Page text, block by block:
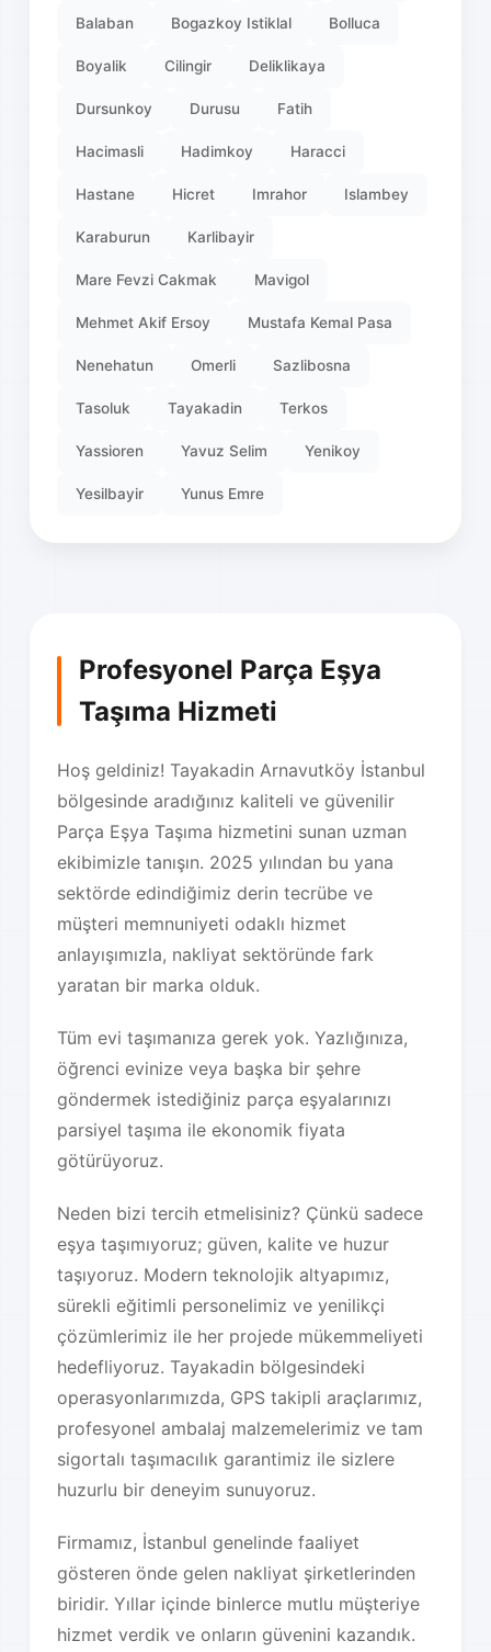
Profesyonel Parça Eşya
Taşıma Hizmeti
Hoş geldiniz! Tayakadin Arnavutköy İstanbul
bölgesinde aradığınız kaliteli ve güvenilir
Parça Eşya Taşıma hizmetini sunan uzman
ekibimizle tanışın. 2025 yılından bu yana
sektörde edindiğimiz derin tecrübe ve
müşteri memnuniyeti odaklı hizmet
anlayışımızla, nakliyat sektöründe fark
yaratan bir marka olduk.
Tüm evi taşımanıza gerek yok. Yazlığınıza,
öğrenci evinize veya başka bir şehre
göndermek istediğiniz parça eşyalarınızı
parsiyel taşıma ile ekonomik fiyata
götürüyoruz.
Neden bizi tercih etmelisiniz? Çünkü sadece
eşya taşımıyoruz; güven, kalite ve huzur
taşıyoruz. Modern teknolojik altyapımız,
sürekli eğitimli personelimiz ve yenilikçi
çözümlerimiz ile her projede mükemmeliyeti
hedefliyoruz. Tayakadin bölgesindeki
operasyonlarımızda, GPS takipli araçlarımız,
profesyonel ambalaj malzemelerimiz ve tam
sigortalı taşımacılık garantimiz ile sizlere
huzurlu bir deneyim sunuyoruz.
Firmamız, İstanbul genelinde faaliyet
gösteren önde gelen nakliyat şirketlerinden
biridir. Yıllar içinde binlerce mutlu müşteriye
hizmet verdik ve onların güvenini kazandık.
Balaban Bogazkoy Istiklal Bolluca
Boyalik Cilingir Deliklikaya
Dursunkoy Durusu Fatih
Hacimasli Hadimkoy Haracci
Hastane Hicret Imrahor Islambey
Karaburun Karlibayir
Mare Fevzi Cakmak Mavigol
Mehmet Akif Ersoy Mustafa Kemal Pasa
Nenehatun Omerli Sazlibosna
Tasoluk Tayakadin Terkos
Yassioren Yavuz Selim Yenikoy
Yesilbayir Yunus Emre